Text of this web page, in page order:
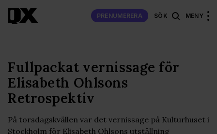
PRENUMERERA SÖK MENY
Fullpackat vernissage för
Elisabeth Ohlsons
Retrospektiv
På torsdagskvällen var det vernissage på Kulturhuset i
Stockholm för Elisabeth Ohlsons utställning